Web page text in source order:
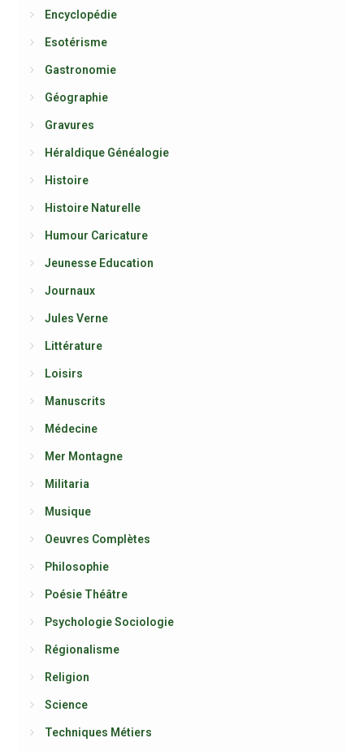
Encyclopédie
Esotérisme
Gastronomie
Géographie
Gravures
Héraldique Généalogie
Histoire
Histoire Naturelle
Humour Caricature
Jeunesse Education
Journaux
Jules Verne
Littérature
Loisirs
Manuscrits
Médecine
Mer Montagne
Militaria
Musique
Oeuvres Complètes
Philosophie
Poésie Théâtre
Psychologie Sociologie
Régionalisme
Religion
Science
Techniques Métiers